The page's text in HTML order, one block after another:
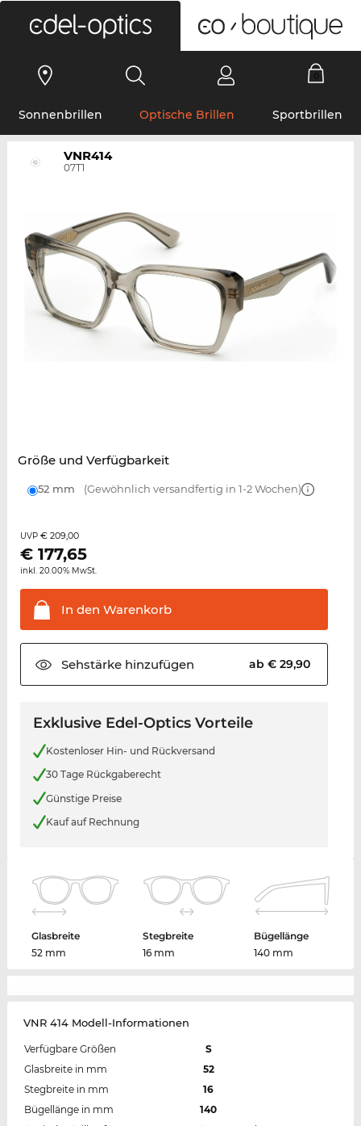
Sonnenbrillen Optische Brillen Sportbrillen
VNR414
07T1
Größe und Verfügbarkeit
52 mm (Gewöhnlich versandfertig in 1-2 Wochen)
UVP € 209,00
€ 177,65
inkl. 20.00% MwSt.
In den Warenkorb
Sehstärkehinzufügen ab € 29,90
Exklusive Edel-Optics Vorteile
Kostenloser Hin- und Rückversand
30 Tage Rückgaberecht
Günstige Preise
Kauf auf Rechnung
Glasbreite
52 mm
Stegbreite
16 mm
Bügellänge
140 mm
VNR 414 Modell-Informationen
Verfügbare Größen
S
Glasbreite in mm
52
Stegbreite in mm
16
Bügellänge in mm
140